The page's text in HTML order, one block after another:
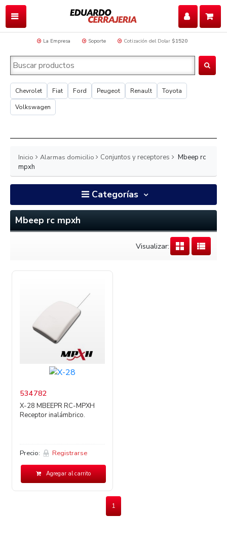
La Empresa Soporte Cotización del Dolar $1520
Chevrolet Fiat Ford Peugeot Renault
Toyota
Volkswagen
Inicio Alarmas domicilio Conjuntos y receptores
Mbeep rc
mpxh
Categorías
Mbeep rc mpxh
Visualizar:
534782
X-28 MBEEPR RC-MPXH
Receptor inalámbrico.
Precio: Registrarse
Agregar al carrito
1